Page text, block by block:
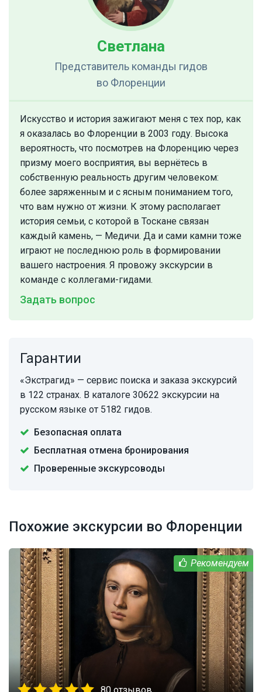
Светлана
Представитель команды гидов
во Флоренции
Искусство и история зажигают меня с тех пор, как
я оказалась во Флоренции в 2003 году. Высока
вероятность, что посмотрев на Флоренцию через
призму моего восприятия, вы вернётесь в
собственную реальность другим человеком:
более заряженным и с ясным пониманием того,
что вам нужно от жизни. К этому располагает
история семьи, с которой в Тоскане связан
каждый камень, — Медичи. Да и сами камни тоже
играют не последнюю роль в формировании
вашего настроения. Я провожу экскурсии в
команде с коллегами-гидами.
Задать вопрос
Гарантии
«Экстрагид» — сервис поиска и заказа экскурсий
в 122 странах. В каталоге 30622 экскурсии на
русском языке от 5182 гидов.
Безопасная оплата
Бесплатная отмена бронирования
Проверенные экскурсоводы
Похожие экскурсии во Флоренции